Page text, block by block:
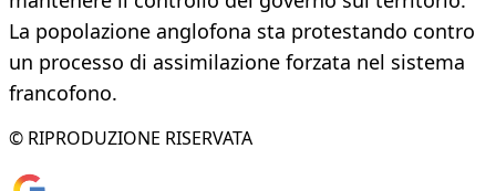
La popolazione anglofona sta protestando contro
un processo di assimilazione forzata nel sistema
francofono.
© RIPRODUZIONE RISERVATA